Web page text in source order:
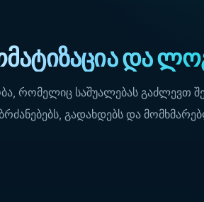
და
რომელიც საშუალებას გაძლევთ
გადახდებს და